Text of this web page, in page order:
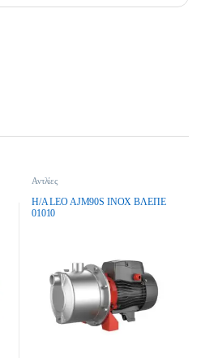
Αντλίες
H/A LEO AJM90S INOX BΛEΠE
01010